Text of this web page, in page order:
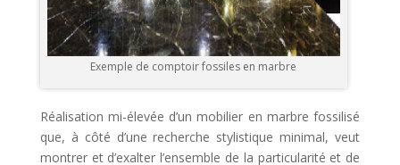
Exemple de comptoir fossiles en marbre
Réalisation mi-élevée d’un mobilier en marbre fossilisé
que, à côté d’une recherche stylistique minimal, veut
montrer et d’exalter l’ensemble de la particularité et de